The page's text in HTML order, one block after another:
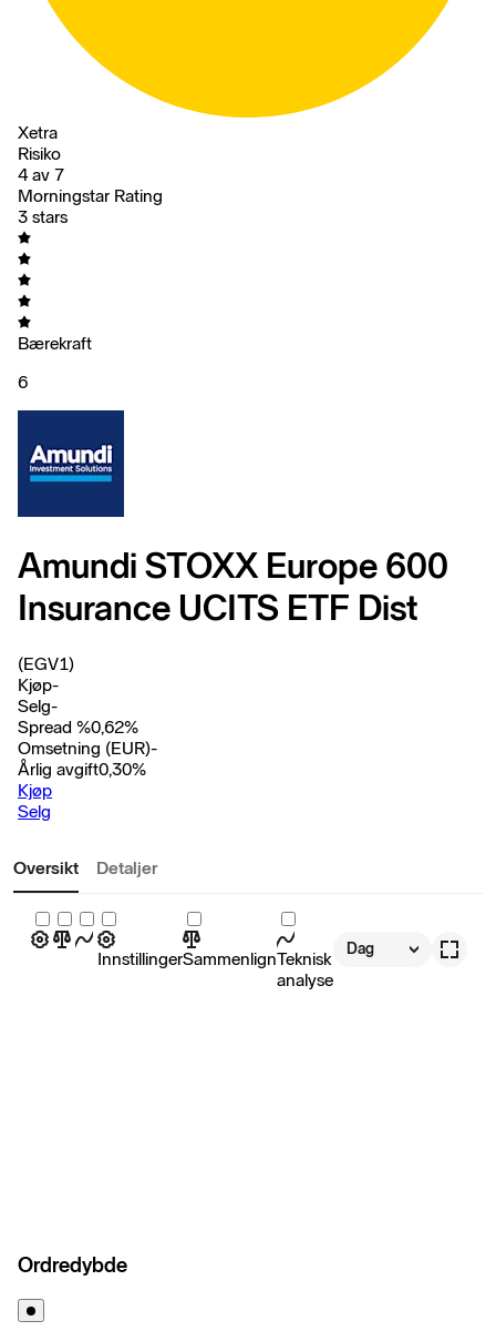
Xetra
Risiko
4 av 7
Morningstar Rating
3 stars
Bærekraft
6
Amundi STOXX Europe 600
Insurance UCITS ETF Dist
(EGV1)
Kjøp-
Selg-
Spread %0,62%
Omsetning (EUR)-
Årlig avgift0,30%
Kjøp
Selg
Oversikt Detaljer
InnstillingerSammenlignTeknisk
analyse
Dag
Ordredybde